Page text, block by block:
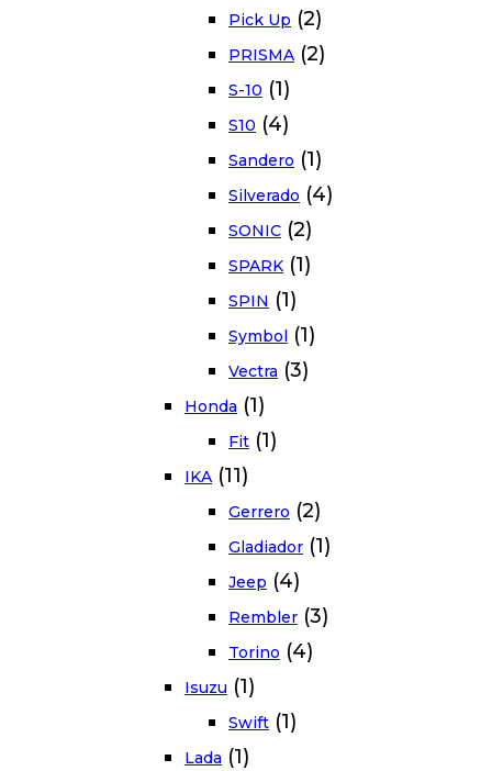
Pick Up (2)
PRISMA (2)
S-10 (1)
S10 (4)
Sandero (1)
Silverado (4)
SONIC (2)
SPARK (1)
SPIN (1)
Symbol (1)
Vectra (3)
Honda (1)
Fit (1)
IKA (11)
Gerrero (2)
Gladiador (1)
Jeep (4)
Rembler (3)
Torino (4)
Isuzu (1)
Swift (1)
Lada (1)